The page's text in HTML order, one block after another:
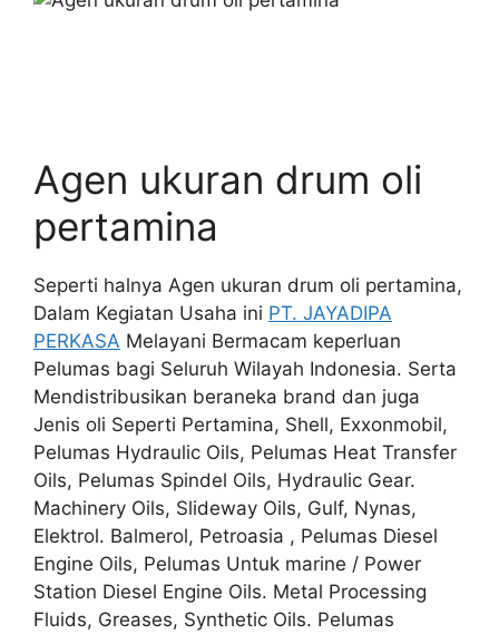
Agen ukuran drum oli
pertamina
Seperti halnya Agen ukuran drum oli pertamina,
Dalam Kegiatan Usaha ini PT. JAYADIPA
PERKASA Melayani Bermacam keperluan
Pelumas bagi Seluruh Wilayah Indonesia. Serta
Mendistribusikan beraneka brand dan juga
Jenis oli Seperti Pertamina, Shell, Exxonmobil,
Pelumas Hydraulic Oils, Pelumas Heat Transfer
Oils, Pelumas Spindel Oils, Hydraulic Gear.
Machinery Oils, Slideway Oils, Gulf, Nynas,
Elektrol. Balmerol, Petroasia , Pelumas Diesel
Engine Oils, Pelumas Untuk marine / Power
Station Diesel Engine Oils. Metal Processing
Fluids, Greases, Synthetic Oils. Pelumas